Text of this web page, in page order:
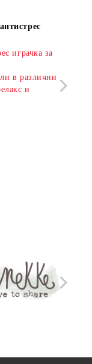
играчка за
в различни
и